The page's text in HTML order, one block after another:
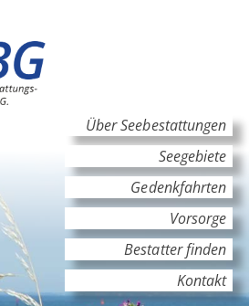
Über Seebestattungen
Seegebiete
Gedenkfahrten
Vorsorge
Bestatter finden
Kontakt